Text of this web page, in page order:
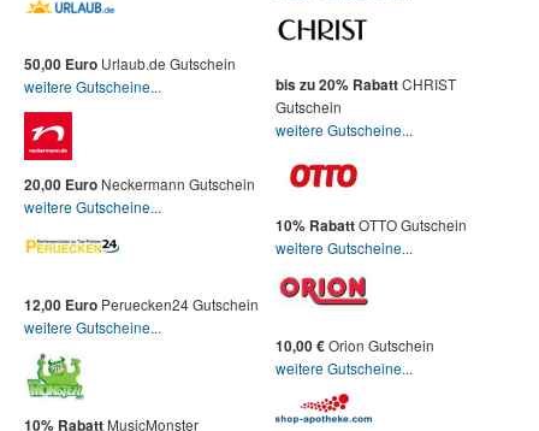
50,00 Euro Urlaub.de Gutschein
weitere Gutscheine...
20,00 Euro Neckermann Gutschein
weitere Gutscheine...
12,00 Euro Peruecken24 Gutschein
weitere Gutscheine...
10% Rabatt MusicMonster
bis zu 20% RabattCHRIST
Gutschein
weitere Gutscheine...
10% RabattOTTO Gutschein
weitere Gutscheine...
10,00 €Orion Gutschein
weitere Gutscheine...